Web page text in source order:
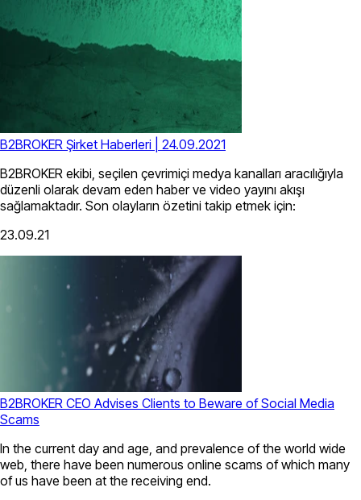
B2BROKER Şirket Haberleri | 24.09.2021
B2BROKER ekibi, seçilen çevrimiçi medya kanalları aracılığıyla
düzenli olarak devam eden haber ve video yayını akışı
sağlamaktadır. Son olayların özetini takip etmek için:
23.09.21
B2BROKER CEO Advises Clients to Beware of Social Media
Scams
In the current day and age, and prevalence of the world wide
web, there have been numerous online scams of which many
of us have been at the receiving end.